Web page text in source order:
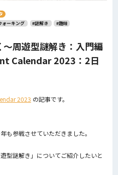
ォーキング #謎解き #趣味
周遊型謎解き：入門編
Calendar 2023：2日
2023 の記事です。
も参戦させていただきました。
型謎解き」についてご紹介したいと